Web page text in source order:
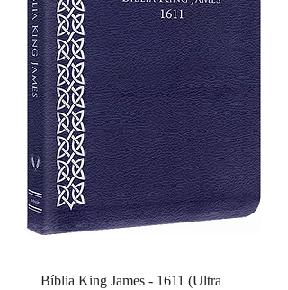
Bíblia King James - 1611 (Ultra